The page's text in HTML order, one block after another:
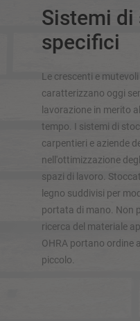
Sistemi
specifici
Le crescenti e
caratterizzano oggi
lavorazione in merito
tempo. I sistemi di
carpentieri e aziende
nell'ottimizzazione
spazi di lavoro.
legno suddivisi per
portata di mano. Non
ricerca del materiale
OHRA portano ordine
piccolo.
Scaffalature cantilever
Altre versioni di
SOLUZIONI DI
Scaffale porta pallet